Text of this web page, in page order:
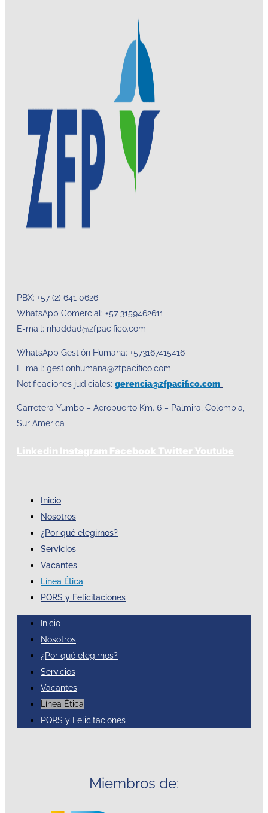
PBX: +57 (2) 641 0626
WhatsApp Comercial: +57 3159462611
E-mail: nhaddad@zfpacifico.com
WhatsApp Gestión Humana: +573167415416
E-mail: gestionhumana@zfpacifico.com
Notificaciones judiciales: gerencia@zfpacifico.com
Carretera Yumbo – Aeropuerto Km. 6 – Palmira, Colombia,
Sur América
Linkedin Instagram Facebook Twitter Youtube
Inicio
Nosotros
¿Por qué elegirnos?
Servicios
Vacantes
Línea Ética
PQRS y Felicitaciones
Inicio
Nosotros
¿Por qué elegirnos?
Servicios
Vacantes
Línea Ética
PQRS y Felicitaciones
Miembros de: